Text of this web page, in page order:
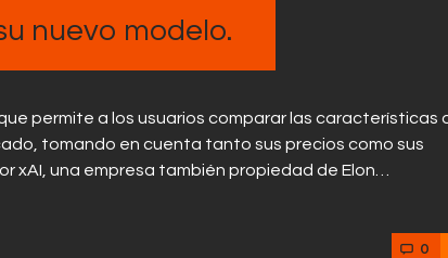
nuevo modelo.
permite a los usuarios comparar las características
tomando en cuenta tanto sus precios como sus
xAI, una empresa también propiedad de Elon…
0